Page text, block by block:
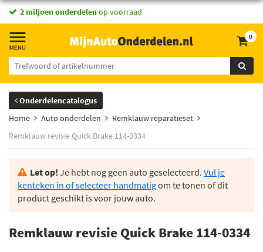
2 miljoen onderdelenop voorraad
0
Onderdelencatalogus
Home
Auto onderdelen
Remklauw reparatieset
Remklauw revisie Quick Brake 114-0334
Let op! Je hebt nog geen auto geselecteerd. Vul je
kenteken in of selecteer handmatigom te tonen of dit
product geschikt is voor jouw auto.
Remklauw revisie Quick Brake 114-0334